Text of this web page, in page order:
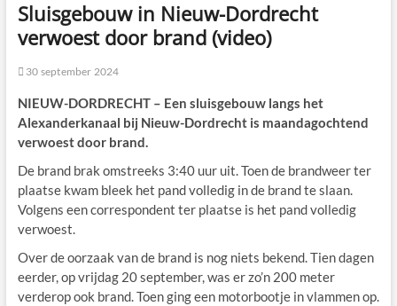
Sluisgebouw in Nieuw-Dordrecht
verwoest door brand (video)
30 september 2024
NIEUW-DORDRECHT – Een sluisgebouw langs het
Alexanderkanaal bij Nieuw-Dordrecht is maandagochtend
verwoest door brand.
De brand brak omstreeks 3:40 uur uit. Toen de brandweer ter
plaatse kwam bleek het pand volledig in de brand te slaan.
Volgens een correspondent ter plaatse is het pand volledig
verwoest.
Over de oorzaak van de brand is nog niets bekend. Tien dagen
eerder, op vrijdag 20 september, was er zo’n 200 meter
verderop ook brand. Toen ging een motorbootje in vlammen op.